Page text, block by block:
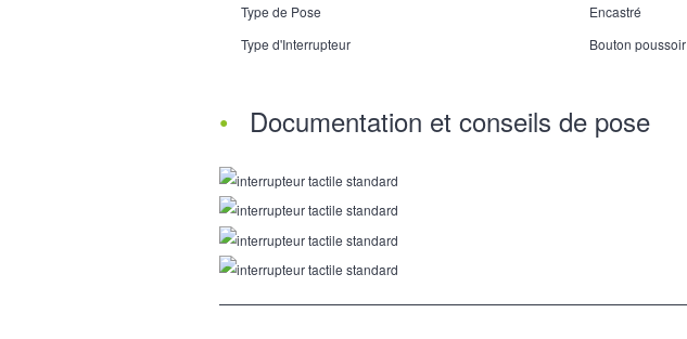
Type de Pose
Encastré
Type d'Interrupteur
Bouton poussoir
Documentation et conseils de pose